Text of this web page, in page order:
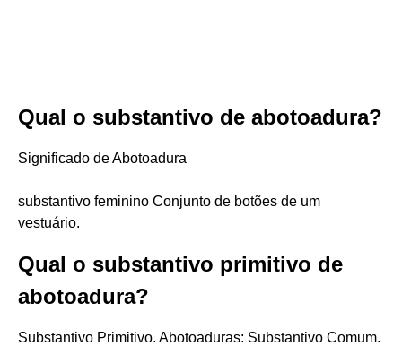
Qual o substantivo de abotoadura?
Significado de Abotoadura
substantivo feminino Conjunto de botões de um
vestuário.
Qual o substantivo primitivo de
abotoadura?
Substantivo Primitivo. Abotoaduras: Substantivo Comum.